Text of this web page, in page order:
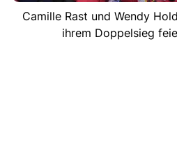
Camille Rast und Wendy
ihrem Doppelsieg